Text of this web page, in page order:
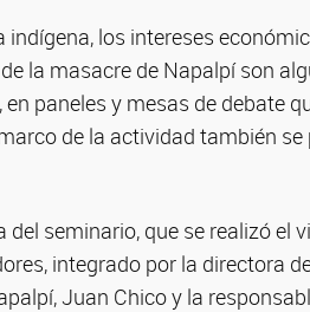
indígena, los intereses
la masacre de Napalpí son
paneles y mesas de debate
de la actividad también se
del seminario, que se realizó el
integrado por la directora
Juan Chico y la